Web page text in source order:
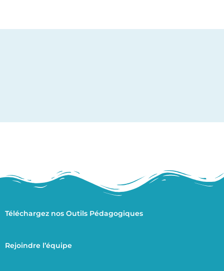
Téléchargez nos Outils Pédagogiques
Rejoindre l’équipe